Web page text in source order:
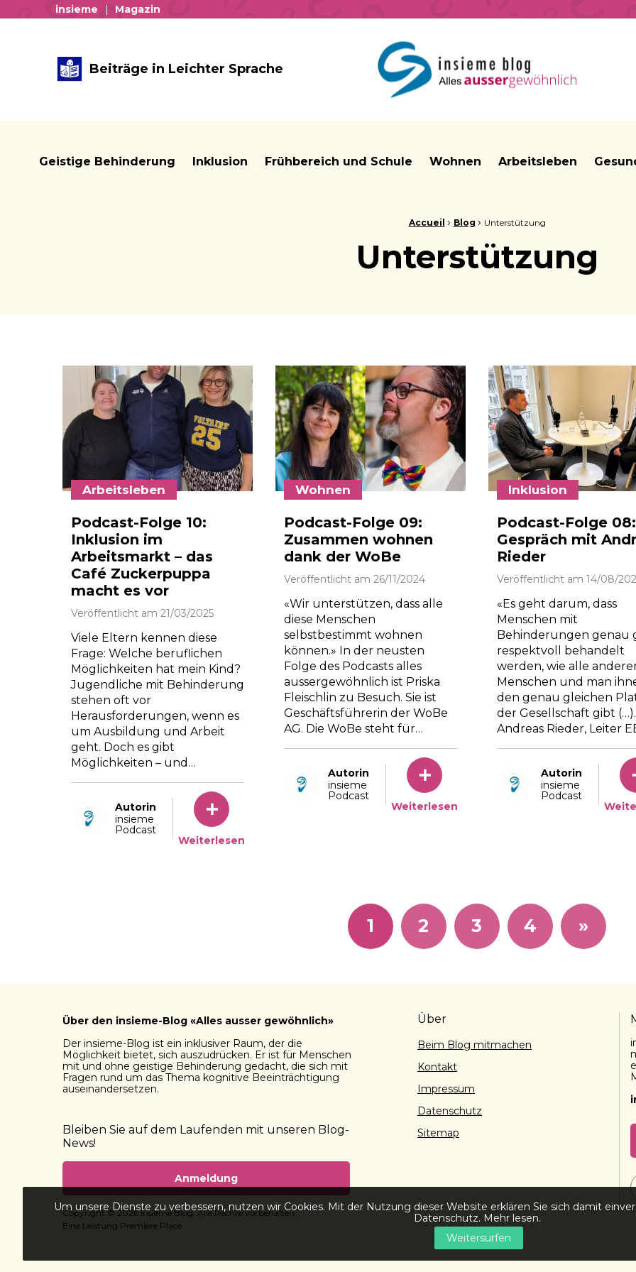
insieme Magazin
Beiträge in Leichter Sprache
insieme Blog Alles ausser gewöhnlich
Geistige Behinderung Inklusion Frühbereich und Schule Wohnen Arbeitsleben
Accueil › Blog › Unterstützung
Unterstützung
Arbeitsleben
Podcast-Folge 10:
Inklusion im
Arbeitsmarkt – das
Café Zuckerpuppa
macht es vor
Veröffentlicht am 21/03/2025
Viele Eltern kennen diese
Frage: Welche beruflichen
Möglichkeiten hat mein Kind?
Jugendliche mit Behinderung
stehen oft vor
Herausforderungen, wenn es
um Ausbildung und Arbeit
geht. Doch es gibt
Möglichkeiten – und…
Autorin
insieme
Podcast
Weiterlesen
Wohnen
Podcast-Folge 09:
Zusammen wohnen
dank der WoBe
Veröffentlicht am 26/11/2024
«Wir unterstützen, dass alle
diese Menschen
selbstbestimmt wohnen
können.» In der neusten
Folge des Podcasts alles
aussergewöhnlich ist Priska
Fleischlin zu Besuch. Sie ist
Geschäftsführerin der WoBe
AG. Die WoBe steht für…
Autorin
insieme
Podcast
Weiterlesen
Inklusion
Podcast-Folge
Gespräch mit
Rieder
Veröffentlicht am 14/08/
«Es geht darum, dass
Menschen mit
Behinderungen genau
respektvoll behandelt
werden, wie alle
Menschen und man
den genau gleichen
der Gesellschaft gibt
Andreas Rieder, Leiter
Autorin
insieme
Podcast
1 2 3 4 »
Über den insieme-Blog «Alles ausser gewöhnlich»
Der insieme-Blog ist ein inklusiver Raum, der die
Möglichkeit bietet, sich auszudrücken. Er ist für Menschen
mit und ohne geistige Behinderung gedacht, die sich mit
Fragen rund um das Thema kognitive Beeinträchtigung
auseinandersetzen.
Bleiben Sie auf dem Laufenden mit unseren Blog-
News!
Anmeldung
Copyright © 2026insieme Blog. Alle Rechte vorbehalten.
Eine Leistung Première Place
Über
Beim Blog mitmachen
Kontakt
Impressum
Datenschutz
Sitemap
Um unsere Dienste zu verbessern, nutzen wir Cookies. Mit der Nutzung dieser Website erklären Sie sich damit
Datenschutz. Mehr lesen.
Weitersurfen